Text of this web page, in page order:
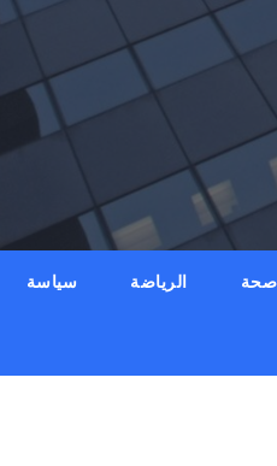
صحة الرياضة سياسة